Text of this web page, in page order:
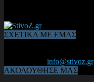
ΣΧΕΤΙΚΑ ΜΕ ΕΜΑΣ
info@stivoz.gr
ΑΚΟΛΟΥΘΗΣΕ ΜΑΣ